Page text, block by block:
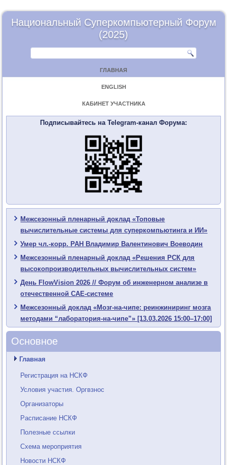
Национальный Суперкомпьютерный Форум
(2025)
ГЛАВНАЯ
ENGLISH
КАБИНЕТ УЧАСТНИКА
Подписывайтесь на Telegram-канал Форума:
Межсезонный пленарный доклад «Топовые
вычислительные системы для суперкомпьютинга и ИИ»
Умер чл.-корр. РАН Владимир Валентинович Воеводин
Межсезонный пленарный доклад «Решения РСК для
высокопроизводительных вычислительных систем»
День FlowVision 2026 // Форум об инженерном анализе в
отечественной CAE-системе
Межсезонный доклад «Мозг-на-чипе: реинжиниринг мозга
методами “лаборатория-на-чипе”» [13.03.2026 15:00–17:00]
Основное
Главная
Регистрация на НСКФ
Условия участия. Оргвзнос
Организаторы
Расписание НСКФ
Полезные ссылки
Схема мероприятия
Новости НСКФ